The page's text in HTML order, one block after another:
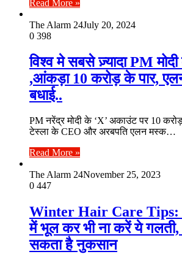
Read More »
The Alarm 24July 20, 2024
0 398
विश्व मे सबसे ज़्यादा PM
,आंकड़ा 10 करोड़ के पार,
बधाई..
PM नरेंद्र मोदी के ‘X’ अकाउंट पर 10
टेस्ला के CEO और अरबपति एलन मस्क…
Read More »
The Alarm 24November 25, 2023
0 447
Winter Hair Care Tips:
में भूल कर भी ना करें ये
सकता है नुकसान